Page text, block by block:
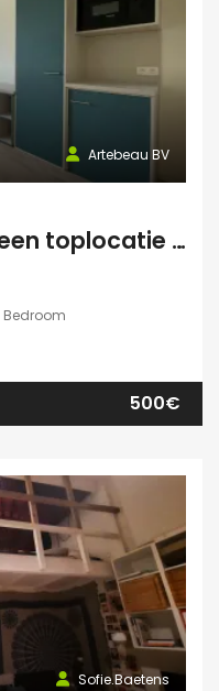
Artebeau BV
Studentenkamer op een toplocatie te Hasselt
Bedroom
500€
Sofie.Baetens